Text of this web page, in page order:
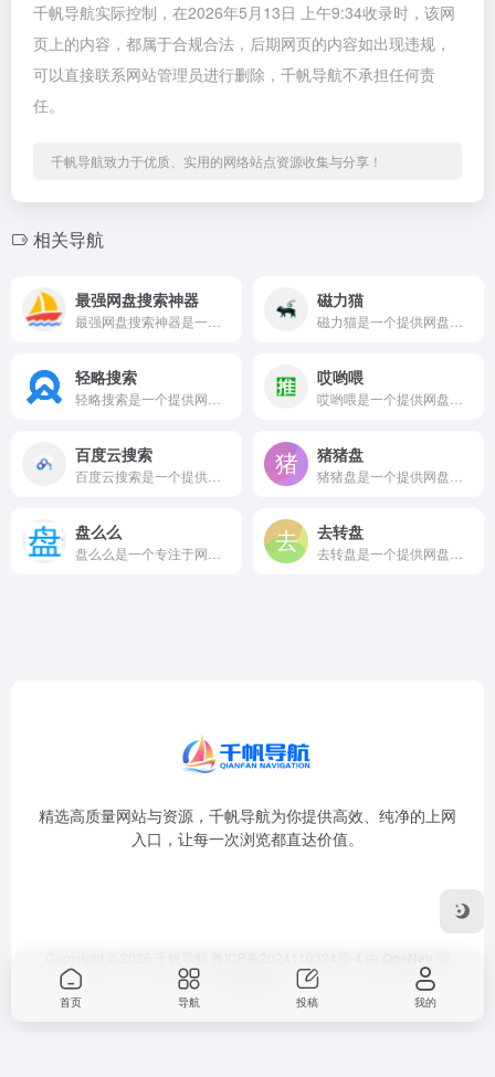
千帆导航实际控制，在2026年5月13日 上午9:34收录时，该网
页上的内容，都属于合规合法，后期网页的内容如出现违规，
可以直接联系网站管理员进行删除，千帆导航不承担任何责
任。
千帆导航致力于优质、实用的网络站点资源收集与分享！
相关导航
最强网盘搜索神器 磁力猫
轻略搜索 哎哟喂
百度云搜索 猪猪盘
盘么么 去转盘
精选高质量网站与资源，千帆导航为你提供高效、纯净的上网
入口，让每一次浏览都直达价值。
首页 导航 投稿 我的